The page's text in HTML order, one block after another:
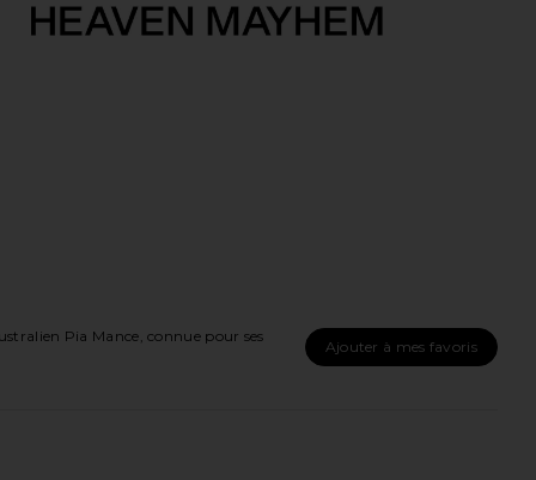
Pia Mance, connue pour ses
Ajouter à mes favoris